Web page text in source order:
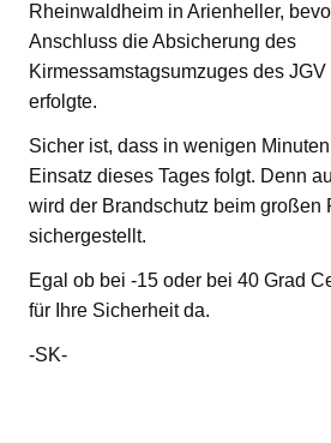
Rheinwaldheim in Arienheller,
Anschluss die Absicherung des
Kirmessamstagsumzuges des
erfolgte.
Sicher ist, dass in wenigen
Einsatz dieses Tages folgt. Denn
wird der Brandschutz beim großen
sichergestellt.
Egal ob bei -15 oder bei 40 Grad
für Ihre Sicherheit da.
-SK-